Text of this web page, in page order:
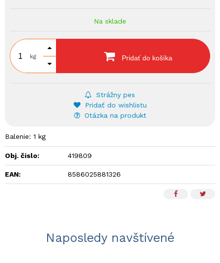
Na sklade
kg Pridať do košíka
Strážny pes
Pridať do wishlistu
Otázka na produkt
Balenie: 1 kg
Obj. čislo: 419809
EAN: 8586025881326
Naposledy navštívené